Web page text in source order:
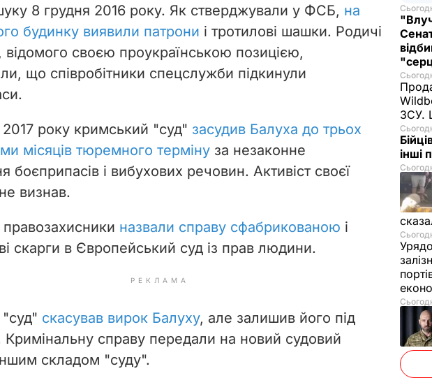
8 грудня 2016 року. Як стверджували у ФСБ, на
будинку виявили патрони і тротилові шашки. Родичі
своєю проукраїнською позицією,
що співробітники спецслужби підкинули
року кримський "суд" засудив Балуха до трьох
місяців тюремного терміну за незаконне
боєприпасів і вибухових речовин. Активіст своєї
визнав.
назвали справу сфабрикованою і
скарги в Європейський суд із прав людини.
РЕКЛАМА
скасував вирок Балуху, але залишив його під
справу передали на новий судовий
складом "суду".
ЗСУ.
інші